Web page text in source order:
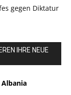
gegen Diktatur
IHRE NEUE